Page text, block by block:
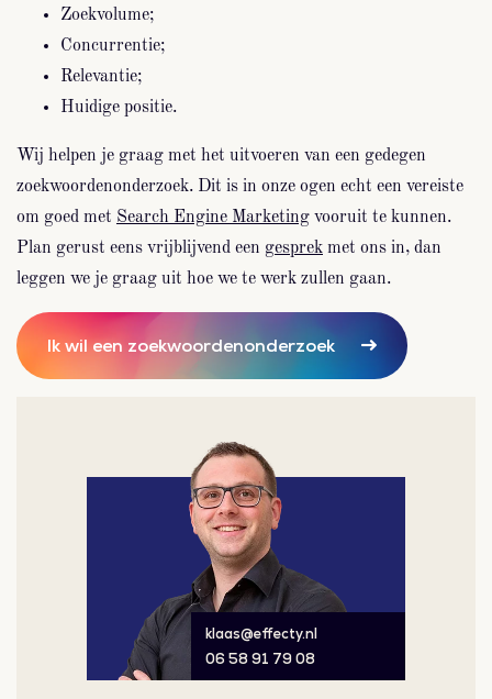
Zoekvolume;
Concurrentie;
Relevantie;
Huidige positie.
Wij helpen je graag met het uitvoeren van een gedegen
zoekwoordenonderzoek. Dit is in onze ogen echt een vereiste
om goed met Search Engine Marketing vooruit te kunnen.
Plan gerust eens vrijblijvend een gesprek met ons in, dan
leggen we je graag uit hoe we te werk zullen gaan.
Ik wil een zoekwoordenonderzoek
klaas@effecty.nl
06 58 91 79 08